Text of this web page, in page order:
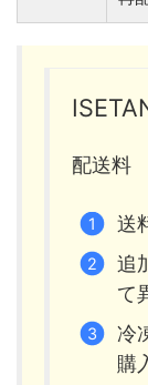
配送
送
追
て
冷
購